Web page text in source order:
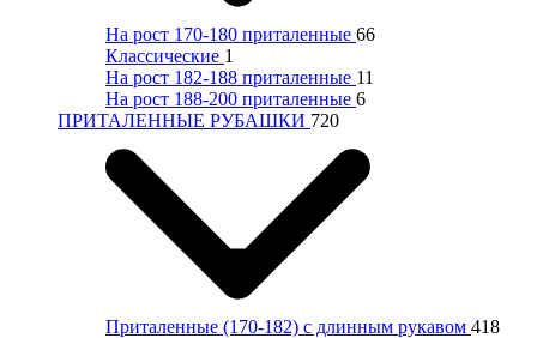
На рост 170-180 приталенные 66
Классические 1
На рост 182-188 приталенные 11
На рост 188-200 приталенные 6
ПРИТАЛЕННЫЕ РУБАШКИ 720
Приталенные (170-182) с длинным рукавом 418